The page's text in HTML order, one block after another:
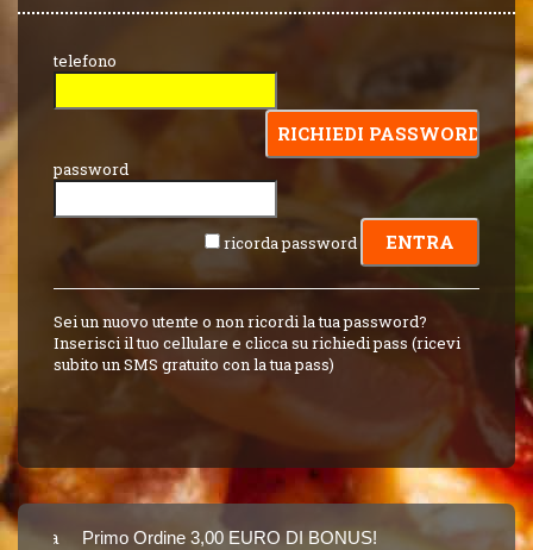
telefono
password
ricorda password
Sei un nuovo utente o non ricordi la tua password?
Inserisci il tuo cellulare e clicca su richiedi pass (ricevi
subito un SMS gratuito con la tua pass)
Primo Ordine 3,00 EURO DI BONUS!
8 PUNTI 3,00